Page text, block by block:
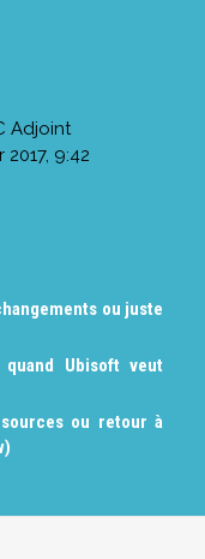
Adjoint
9:42
ou juste
Ubisoft veut
ou retour à